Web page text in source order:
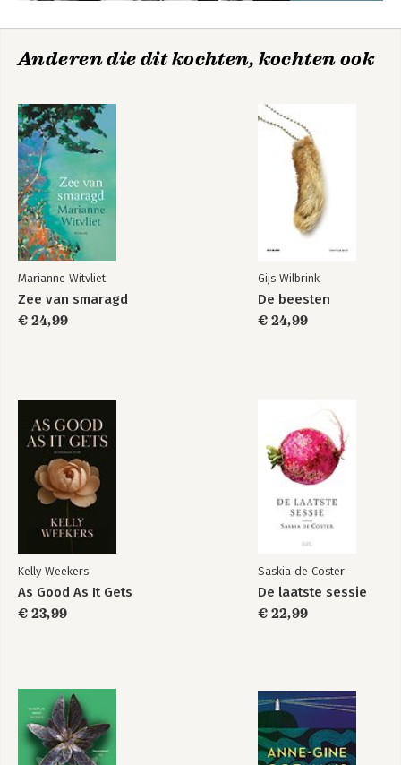
Anderen die dit kochten, kochten ook
Marianne Witvliet
Zee van smaragd
€ 24,99
Gijs Wilbrink
De beesten
€ 24,99
Kelly Weekers
As Good As It Gets
€ 23,99
Saskia de Coster
De laatste sessie
€ 22,99